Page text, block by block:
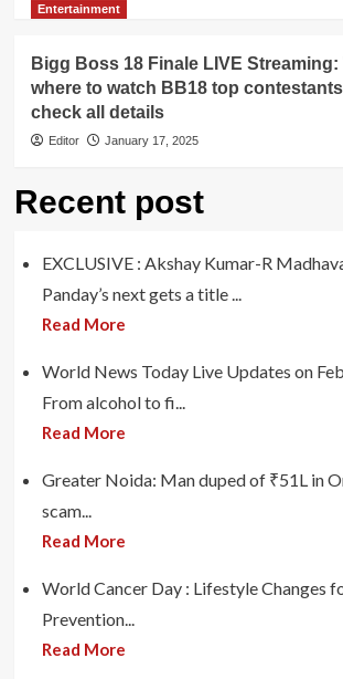
Entertainment
Bigg Boss 18 Finale LIVE Streaming:
where to watch BB18 top
check all details
Editor January 17, 2025
Recent post
EXCLUSIVE : Akshay Kumar-R
Panday’s next gets a title ...
Read More
World News Today Live Updates on
From alcohol to fi...
Read More
Greater Noida: Man duped of ₹51L in
scam...
Read More
World Cancer Day : Lifestyle Changes
Prevention...
Read More